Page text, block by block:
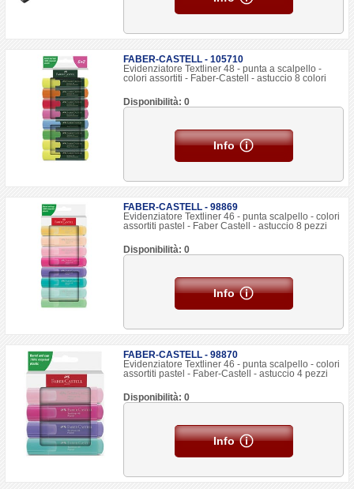
FABER-CASTELL - 105710
Evidenziatore Textliner 48 - punta a scalpello -
colori assortiti - Faber-Castell - astuccio 8 colori
Disponibilità: 0
Info
FABER-CASTELL - 98869
Evidenziatore Textliner 46 - punta scalpello - colori
assortiti pastel - Faber Castell - astuccio 8 pezzi
Disponibilità: 0
Info
FABER-CASTELL - 98870
Evidenziatore Textliner 46 - punta scalpello - colori
assortiti pastel - Faber-Castell - astuccio 4 pezzi
Disponibilità: 0
Info